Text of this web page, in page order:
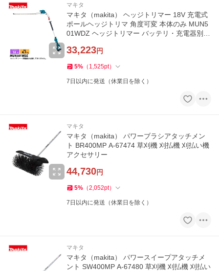
マキタ
マキタ（makita） ヘッジトリマー 18V 充電式
ポールヘッジトリマ 角度可変 本体のみ MUN5
01WDZ ヘッジトリマー バッテリ・充電器別売
33,223円
5% （ 1,525pt）
7日以内に発送（休業日を除く）
マキタ
マキタ（makita） パワーブラシアタッチメン
ト BR400MP A-67474 草刈機 刈払機 刈払い機
アクセサリー
44,730円
5% （2,052pt）
7日以内に発送（休業日を除く）
マキタ
マキタ（makita） パワースイープアタッチメ
ント SW400MP A-67480 草刈機 刈払機 刈払い